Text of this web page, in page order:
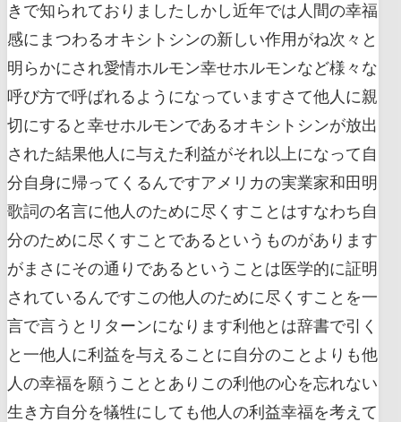
きで知られておりましたしかし近年では人間の幸福
感にまつわるオキシトシンの新しい作用がね次々と
明らかにされ愛情ホルモン幸せホルモンなど様々な
呼び方で呼ばれるようになっていますさて他人に親
切にすると幸せホルモンであるオキシトシンが放出
された結果他人に与えた利益がそれ以上になって自
分自身に帰ってくるんですアメリカの実業家和田明
歌詞の名言に他人のために尽くすことはすなわち自
分のために尽くすことであるというものがあります
がまさにその通りであるということは医学的に証明
されているんですこの他人のために尽くすことを一
言で言うとリターンになります利他とは辞書で引く
と一他人に利益を与えることに自分のことよりも他
人の幸福を願うこととありこの利他の心を忘れない
生き方自分を犠牲にしても他人の利益幸福を考えて